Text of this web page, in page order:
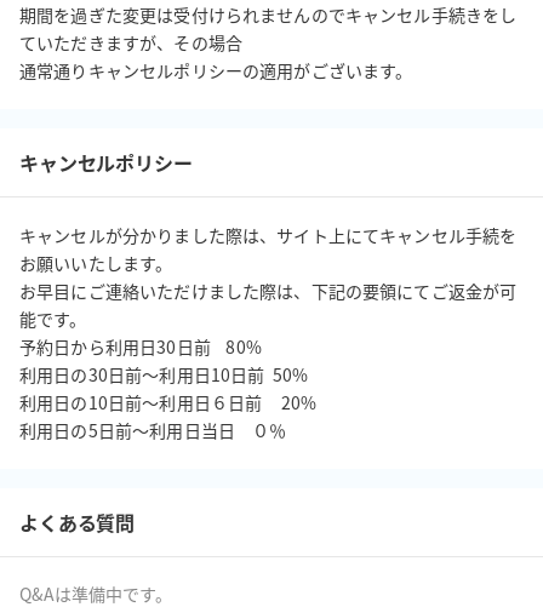
期間を過ぎた変更は受付けられませんのでキャンセル手続きをし
ていただきますが、その場合
キャンセルポリシー
キャンセルが分かりました際は、サイト上にてキャンセル手続を
お願いいたします。
お早目にご連絡いただけました際は、下記の要領にてご返金が可
能です。
予約日から利用日30日前    80%
利用日の30日前～利用日10日前  50%
利用日の10日前～利用日６日前     20%
よくある質問
Q&Aは準備中です。